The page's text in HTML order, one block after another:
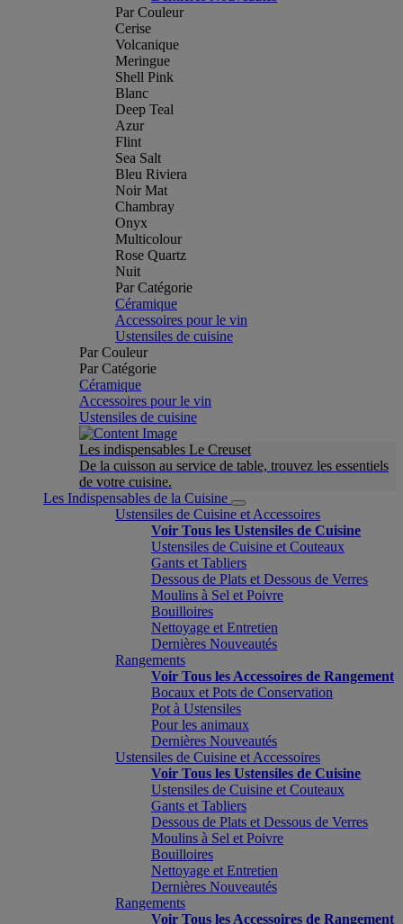
Par Couleur
Cerise
Volcanique
Meringue
Shell Pink
Blanc
Deep Teal
Azur
Flint
Sea Salt
Bleu Riviera
Noir Mat
Chambray
Onyx
Multicolour
Rose Quartz
Nuit
Par Catégorie
Céramique
Accessoires pour le vin
Ustensiles de cuisine
Par Couleur
Par Catégorie
Céramique
Accessoires pour le vin
Ustensiles de cuisine
Les indispensables Le Creuset
De la cuisson au service de table, trouvez les essentiels
de votre cuisine.
Les Indispensables de la Cuisine
Ustensiles de Cuisine et Accessoires
Voir Tous les Ustensiles de Cuisine
Ustensiles de Cuisine et Couteaux
Gants et Tabliers
Dessous de Plats et Dessous de Verres
Moulins à Sel et Poivre
Bouilloires
Nettoyage et Entretien
Dernières Nouveautés
Rangements
Voir Tous les Accessoires de Rangement
Bocaux et Pots de Conservation
Pot à Ustensiles
Pour les animaux
Dernières Nouveautés
Ustensiles de Cuisine et Accessoires
Voir Tous les Ustensiles de Cuisine
Ustensiles de Cuisine et Couteaux
Gants et Tabliers
Dessous de Plats et Dessous de Verres
Moulins à Sel et Poivre
Bouilloires
Nettoyage et Entretien
Dernières Nouveautés
Rangements
Voir Tous les Accessoires de Rangement